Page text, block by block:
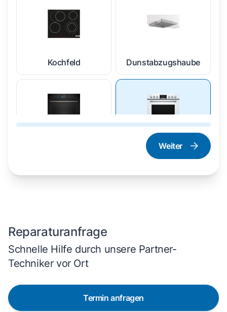
Kochfeld Dunstabzugshaube
Herd und Backofen
Weiter
Reparaturanfrage
Schnelle Hilfe durch unsere Partner-
Techniker vor Ort
Termin anfragen